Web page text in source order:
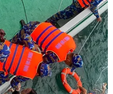
(Ảnh: TTXVN)